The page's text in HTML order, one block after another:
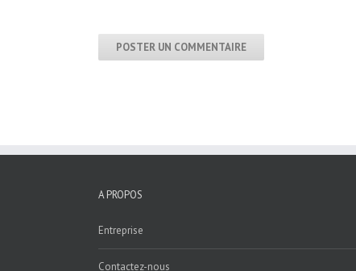
A PROPOS
Entreprise
Contactez-nous